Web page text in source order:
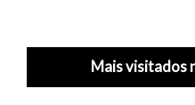
Mais visitados